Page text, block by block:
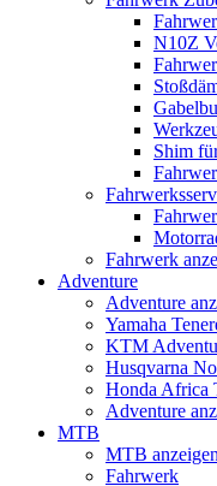
N10Z
Shim
Fahrwerk
Adventure
Adventure
Yamaha
KTM
Husqvarna
Honda Africa
Adventure
MTB
MTB anzeigen
Fahrwerk